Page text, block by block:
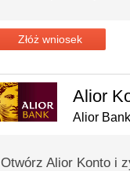
Złóż wniosek
Alior
Alior Bank
Otwórz Alior Konto i